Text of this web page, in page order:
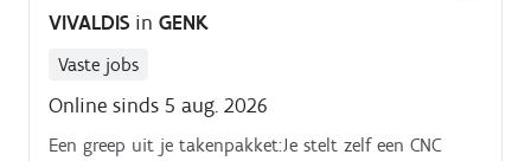
VIVALDIS in GENK
Vaste jobs
Online sinds 5 aug. 2026
Een greep uit je takenpakket:Je stelt zelf een CNC